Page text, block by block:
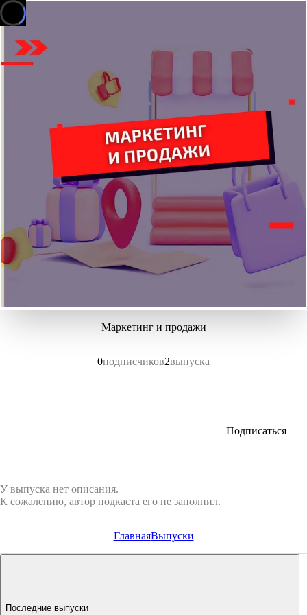
Маркетинг и продажи
0подписчиков2выпуска
Подписаться
У выпуска нет описания.
К сожалению, автор подкаста его не заполнил.
ГлавнаяВыпуски
Последние выпуски